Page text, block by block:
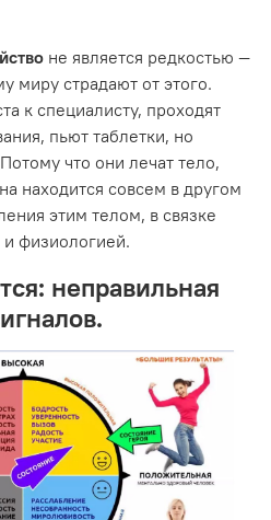
не является редкостью —
миру страдают от этого.
к специалисту, проходят
пьют таблетки, но
что они лечат тело,
находится совсем в другом
этим телом, в связке
физиологией.
неправильная